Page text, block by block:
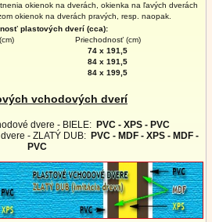
okienok na dverách, okienka na ľavých dverách
okienok na dverách pravých, resp. naopak.
plastových dverí (cca):
Priechodnosť (cm)
74 x 191,5
84 x 191,5
84 x 199,5
vchodových dverí
dvere - BIELE: PVC - XPS - PVC
- ZLATÝ DUB: PVC - MDF - XPS - MDF -
PVC